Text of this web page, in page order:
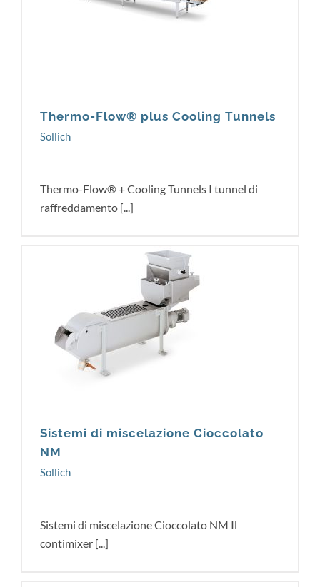
Thermo-Flow® plus Cooling Tunnels
Sollich
Thermo-Flow® + Cooling Tunnels I tunnel di
raffreddamento [...]
Sollich
Sistemi di miscelazione Cioccolato
NM
Sollich
Sistemi di miscelazione Cioccolato NM Il
contimixer [...]